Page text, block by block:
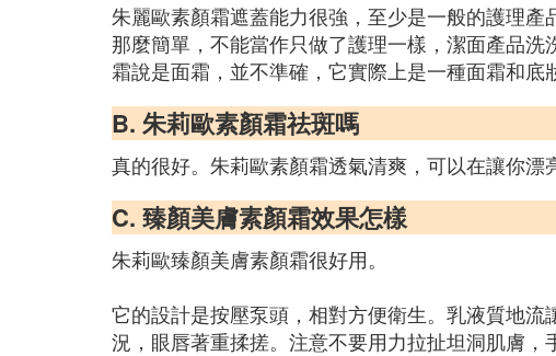
朱麗歐素顏霜遮蓋能力很強，至少是一般的護理
那麼簡單，不能當作只做了護理一樣，潔面產品
霜說是面霜，並不準確，它實際上是一種面霜和底
B. 朱莉歐素顏霜祛斑嗎
真的很好。朱莉歐素顏霜透氣清爽，可以在讓你
C. 臻顏美膚素顏霜效果怎樣
朱莉歐臻顏美膚素顏霜很好用。
它的設計是按壓泵頭，相對方便衛生。乳液質地
況，眼唇著重揉搓。注意不要用力拉扯坦洞肌膚，